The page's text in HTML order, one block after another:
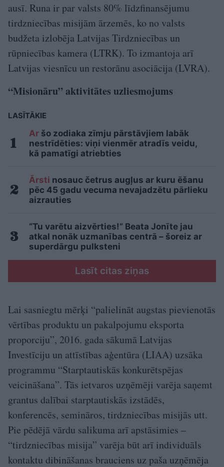
ausī. Runa ir par valsts 80% līdzfinansējumu
tirdzniecības misijām ārzemēs, ko no valsts
budžeta izlobēja Latvijas Tirdzniecības un
rūpniecības kamera (LTRK). To izmantoja arī
Latvijas viesnīcu un restorānu asociācija (LVRA).
“Misionāru” aktivitātes uzliesmojums
LASĪTĀKIE
Ar šo zodiaka zīmju pārstāvjiem labāk
nestrīdēties: viņi vienmēr atradīs veidu,
kā pamatīgi atriebties
Ārsti nosauc četrus augļus ar kuru ēšanu
pēc 45 gadu vecuma nevajadzētu pārlieku
aizrauties
“Tu varētu aizvērties!” Beata Jonīte jau
atkal nonāk uzmanības centrā – šoreiz ar
superdārgu pulksteni
Lasīt citas ziņas
Lai sasniegtu mērķi “palielināt augstas pievienotās
vērtības produktu un pakalpojumu eksporta
proporciju”, 2016. gada sākumā Latvijas
Investīciju un attīstības aģentūra (LIAA) uzsāka
programmu “Starptautiskās konkurētspējas
veicināšana”. Tās ietvaros uzņēmēji varēja saņemt
grantus dalībai starptautiskās izstādēs,
konferencēs, semināros, tirdzniecības misijās utt.
Pie pēdējā vārdu salikuma arī apstāsimies –
“tirdzniecības misija” varēja būt arī individuāls
kontaktu dibināšanas brauciens uz paša uzņēmēja